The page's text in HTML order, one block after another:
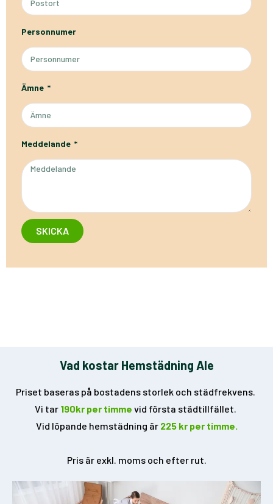
Personnumer
Ämne
Meddelande
SKICKA
Vad kostar Hemstädning Ale
Priset baseras på bostadens storlek och städfrekvens.
Vi tar 190kr per timme vid första städtillfället.
Vid löpande hemstädning är 225 kr per timme.
Pris är exkl. moms och efter rut.